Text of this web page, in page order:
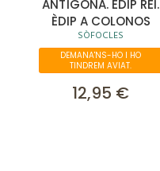
ANTÍGONA. ÈDIP REI.
ÈDIP A COLONOS
SÒFOCLES
DEMANA'NS-HO I HO
TINDREM AVIAT.
12,95 €